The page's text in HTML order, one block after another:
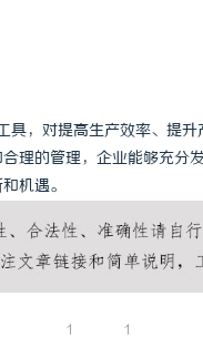
，对提高生产效率、提
理的管理，企业能够充
机遇。
1 1